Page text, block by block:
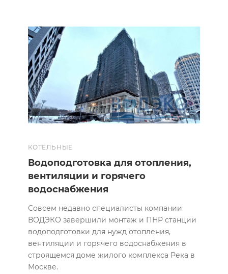
КОТЕЛЬНЫЕ
Водоподготовка для отопления,
вентиляции и горячего
водоснабжения
Совсем недавно специалисты компании
ВОДЭКО завершили монтаж и ПНР станции
водоподготовки для нужд отопления,
вентиляции и горячего водоснабжения в
строящемся доме жилого комплекса Река в
Москве.